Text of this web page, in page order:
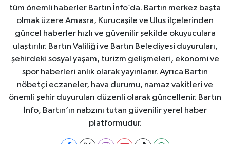
tüm önemli haberler Bartın İnfo’da. Bartın merkez başta
olmak üzere Amasra, Kurucaşile ve Ulus ilçelerinden
güncel haberler hızlı ve güvenilir şekilde okuyuculara
ulaştırılır. Bartın Valiliği ve Bartın Belediyesi duyuruları,
şehirdeki sosyal yaşam, turizm gelişmeleri, ekonomi ve
spor haberleri anlık olarak yayınlanır. Ayrıca Bartın
nöbetçi eczaneler, hava durumu, namaz vakitleri ve
önemli şehir duyuruları düzenli olarak güncellenir. Bartın
İnfo, Bartın’ın nabzını tutan güvenilir yerel haber
platformudur.